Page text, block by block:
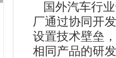
国外汽车行业
厂通过协同开
设置技术壁垒
相同产品的研